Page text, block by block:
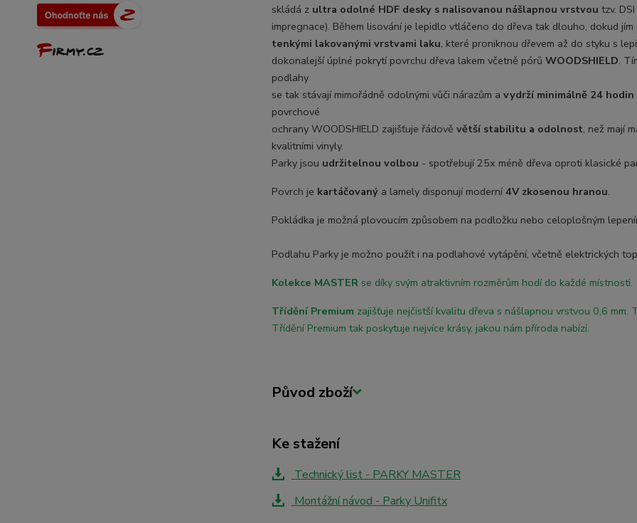
skládá z ultra odolné HDF desky s nalisovanou nášlapnou vrstvou tzv.
impregnace). Během lisování je lepidlo vtláčeno do dřeva tak dlouho, dokud
tenkými lakovanými vrstvami laku, které proniknou dřevem až do styku s
dokonalejší úplné pokrytí povrchu dřeva lakem včetně pórů WOODSHIELD.
podlahy
se tak stávají mimořádně odolnými vůči nárazům a vydrží minimálně 24
povrchové
ochrany WOODSHIELD zajišťuje řádově větší stabilitu a odolnost, než mají
kvalitními vinyly.
Parky jsou udržitelnou volbou - spotřebují 25x méně dřeva oproti klasické
Povrch je kartáčovanýa lamely disponují moderní4V zkosenou hranou.
Pokládka je možná plovoucím způsobem na podložku nebo celoplošným
Podlahu Parky je možno použít i na podlahové vytápění, včetně elektrických
Kolekce MASTER se díky svým atraktivním rozměrům hodí do každé místnosti.
Třídění Premium zajišťuje nejčistší kvalitu dřeva s nášlapnou vrstvou 0,6
Třídění Premium tak poskytuje nejvíce krásy, jakou nám příroda nabízí.
Původ zboží
Ke stažení
Technický list - PARKY MASTER
Montážní návod - Parky Unifitx